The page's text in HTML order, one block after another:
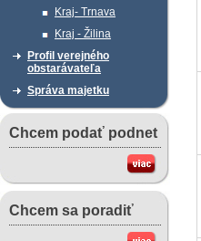
Kraj- Trnava
Kraj - Žilina
Profil verejného
obstarávateľa
Správa majetku
Chcem podať podnet
Chcem sa poradiť